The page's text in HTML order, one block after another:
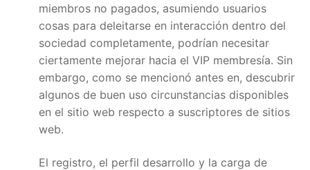
miembros no pagados, asumiendo usuarios
cosas para deleitarse en interacción dentro del
sociedad completamente, podrían necesitar
ciertamente mejorar hacia el VIP membresía. Sin
embargo, como se mencionó antes en, descubrir
algunos de buen uso circunstancias disponibles
en el sitio web respecto a suscriptores de sitios
web.
El registro, el perfil desarrollo y la carga de